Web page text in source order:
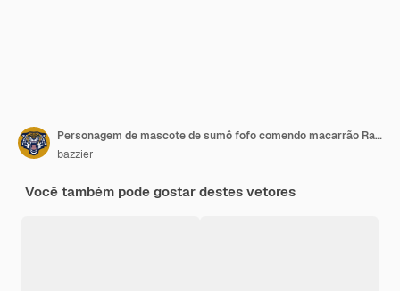
Personagem de mascote de sumô fofo comendo macarrão Ramen A palavra japonesa significa ramen delicioso
bazzier
Você também pode gostar destes vetores